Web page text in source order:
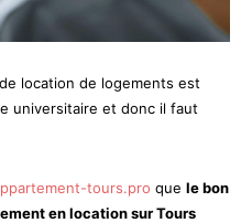
location de logements est
universitaire et donc il faut
tours.pro que le bon
en location sur Tours